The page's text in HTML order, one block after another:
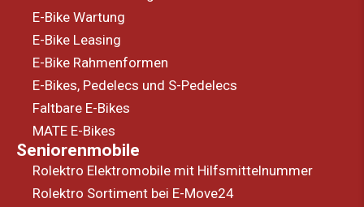
E-Bike Wartung
E-Bike Leasing
E-Bike Rahmenformen
E-Bikes, Pedelecs und S-Pedelecs
Faltbare E-Bikes
MATE E-Bikes
Seniorenmobile
Rolektro Elektromobile mit Hilfsmittelnummer
Rolektro Sortiment bei E-Move24